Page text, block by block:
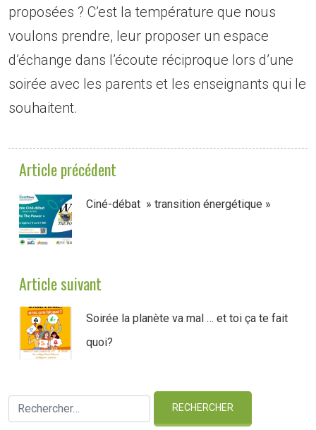
proposées ? C’est la température que nous
voulons prendre, leur proposer un espace
d’échange dans l’écoute réciproque lors d’une
soirée avec les parents et les enseignants qui le
souhaitent.
Article précédent
Ciné-débat » transition énergétique »
Article suivant
Soirée la planète va mal … et toi ça te fait
quoi?